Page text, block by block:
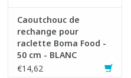
Caoutchouc de
rechange pour
raclette Boma Food -
50 cm - BLANC
€14,62